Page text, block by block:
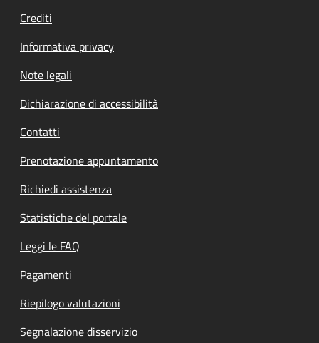
Crediti
Informativa privacy
Note legali
Dichiarazione di accessibilità
Contatti
Prenotazione appuntamento
Richiedi assistenza
Statistiche del portale
Leggi le FAQ
Pagamenti
Riepilogo valutazioni
Segnalazione disservizio